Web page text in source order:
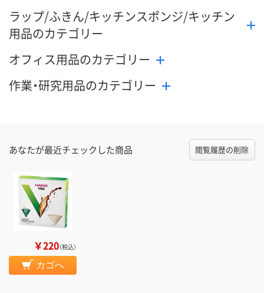
ラップ/ふきん/キッチンスポンジ/キッチン
用品のカテゴリー
オフィス用品のカテゴリー
作業・研究用品のカテゴリー
あなたが最近チェックした商品 閲覧履歴の削除
￥220（税込）
カゴへ